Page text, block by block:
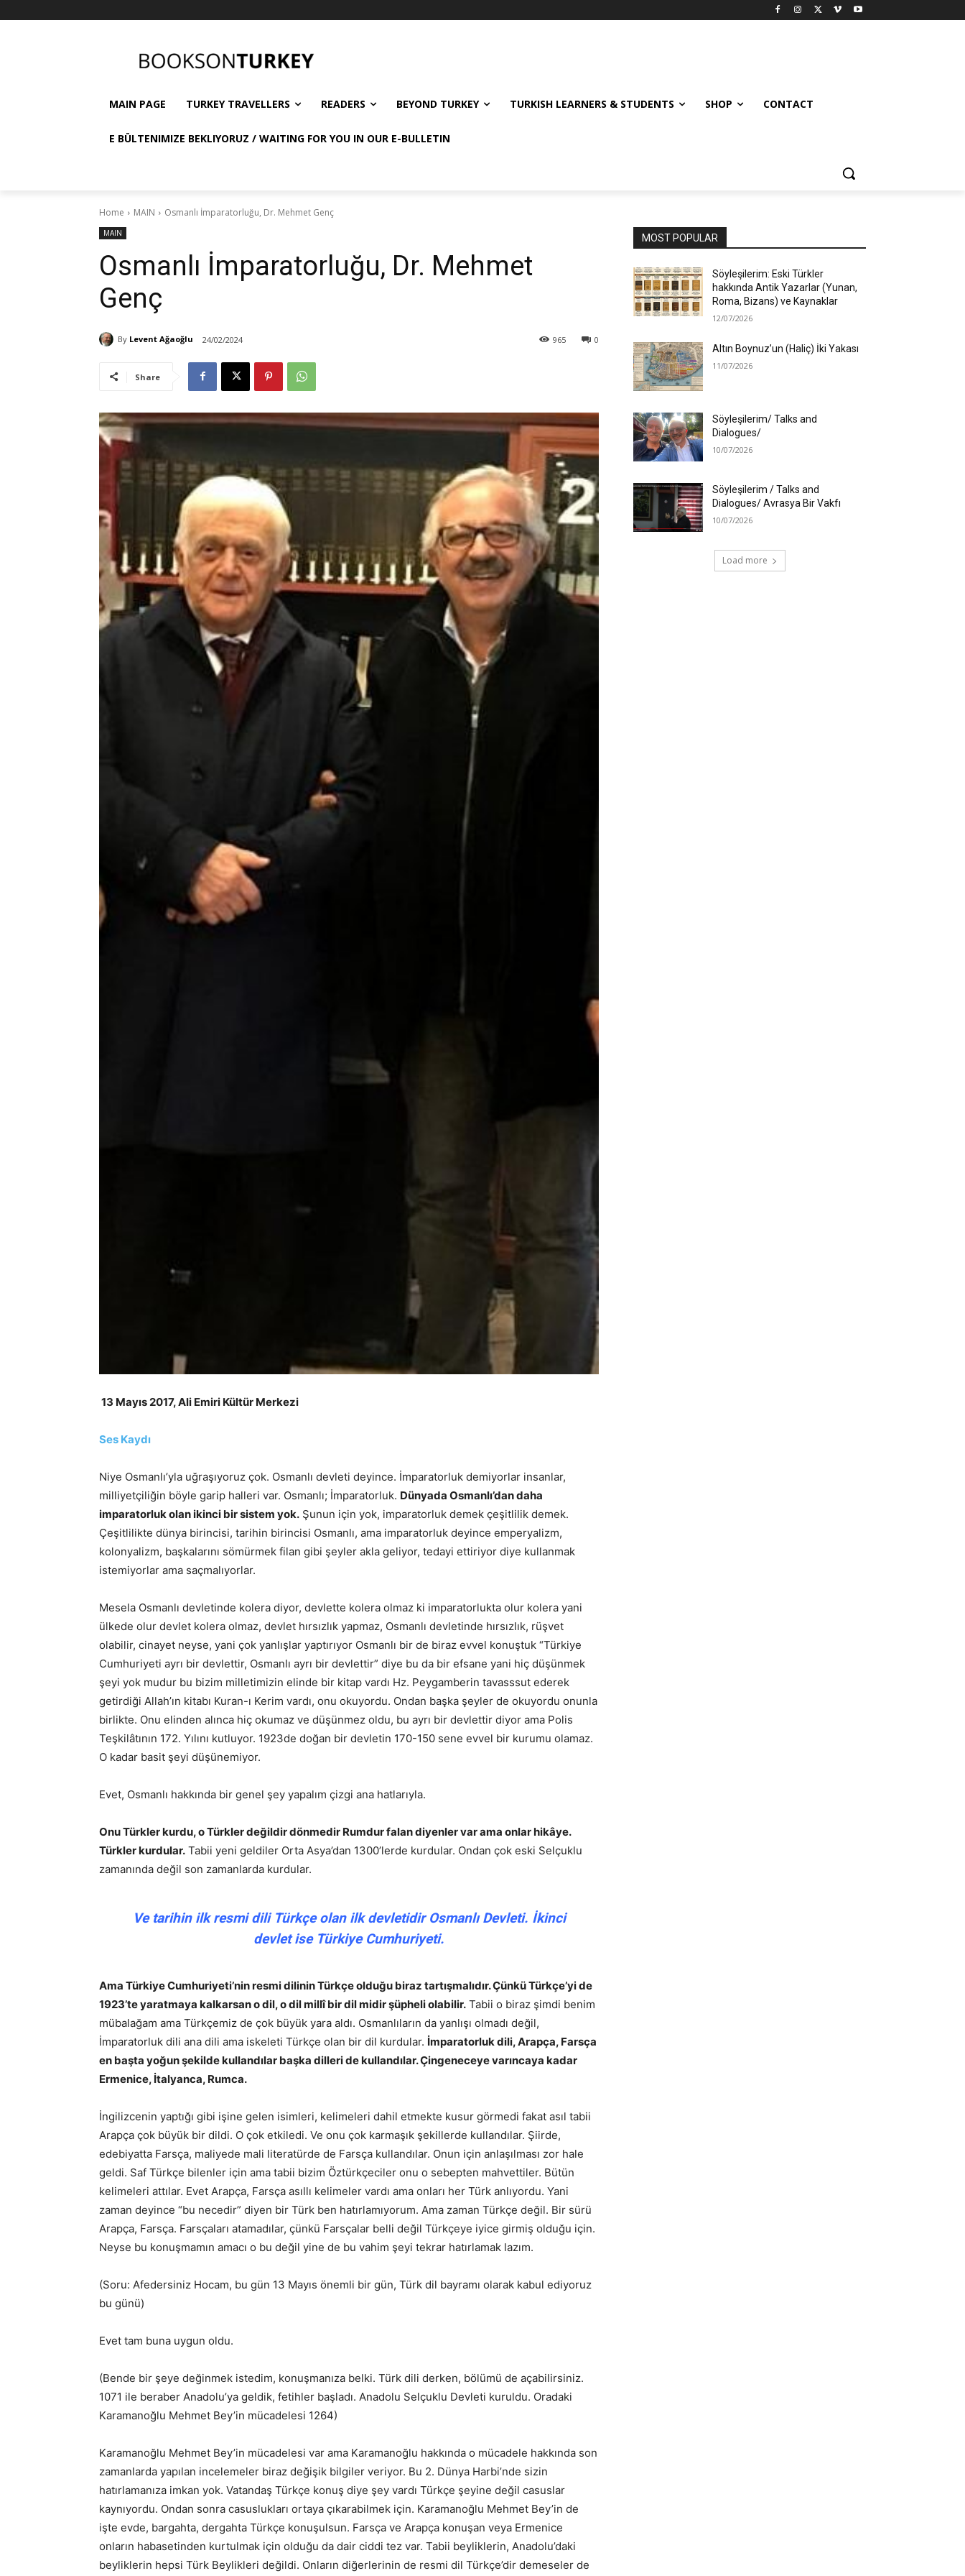
MAIN PAGE TURKEY TRAVELLERS READERS BEYOND TURKEY TURKISH LEARNERS & STUDENTS SHOP CONTACT
E BÜLTENIMIZE BEKLIYORUZ / WAITING FOR YOU IN OUR E-BULLETIN
Home MAIN Osmanlı İmparatorluğu, Dr. Mehmet Genç
MAIN
Osmanlı İmparatorluğu, Dr. Mehmet
Genç
By Levent Ağaoğlu 24/02/2024 0
965
Share
13 Mayıs 2017, Ali Emiri Kültür Merkezi
Ses Kaydı
Niye Osmanlı’yla uğraşıyoruz çok. Osmanlı devleti deyince. İmparatorluk demiyorlar insanlar,
milliyetçiliğin böyle garip halleri var. Osmanlı; İmparatorluk. Dünyada Osmanlı’dan daha
imparatorluk olan ikinci bir sistem yok. Şunun için yok, imparatorluk demek çeşitlilik demek.
Çeşitlilikte dünya birincisi, tarihin birincisi Osmanlı, ama imparatorluk deyince emperyalizm,
kolonyalizm, başkalarını sömürmek filan gibi şeyler akla geliyor, tedayi ettiriyor diye kullanmak
istemiyorlar ama saçmalıyorlar.
Mesela Osmanlı devletinde kolera diyor, devlette kolera olmaz ki imparatorlukta olur kolera yani
ülkede olur devlet kolera olmaz, devlet hırsızlık yapmaz, Osmanlı devletinde hırsızlık, rüşvet
olabilir, cinayet neyse, yani çok yanlışlar yaptırıyor Osmanlı bir de biraz evvel konuştuk “Türkiye
Cumhuriyeti ayrı bir devlettir, Osmanlı ayrı bir devlettir” diye bu da bir efsane yani hiç düşünmek
şeyi yok mudur bu bizim milletimizin elinde bir kitap vardı Hz. Peygamberin tavasssut ederek
getirdiği Allah’ın kitabı Kuran-ı Kerim vardı, onu okuyordu. Ondan başka şeyler de okuyordu onunla
birlikte. Onu elinden alınca hiç okumaz ve düşünmez oldu, bu ayrı bir devlettir diyor ama Polis
Teşkilâtının 172. Yılını kutluyor. 1923de doğan bir devletin 170-150 sene evvel bir kurumu olamaz.
O kadar basit şeyi düşünemiyor.
Evet, Osmanlı hakkında bir genel şey yapalım çizgi ana hatlarıyla.
Onu Türkler kurdu, o Türkler değildir dönmedir Rumdur falan diyenler var ama onlar hikâye.
Türkler kurdular. Tabii yeni geldiler Orta Asya’dan 1300’lerde kurdular. Ondan çok eski Selçuklu
zamanında değil son zamanlarda kurdular.
Ve tarihin ilk resmi dili Türkçe olan ilk devletidir Osmanlı Devleti. İkinci
devlet ise Türkiye Cumhuriyeti.
Ama Türkiye Cumhuriyeti’nin resmi dilinin Türkçe olduğu biraz tartışmalıdır. Çünkü Türkçe’yi de
1923’te yaratmaya kalkarsan o dil, o dil millî bir dil midir şüpheli olabilir. Tabii o biraz şimdi benim
mübalağam ama Türkçemiz de çok büyük yara aldı. Osmanlıların da yanlışı olmadı değil,
İmparatorluk dili ana dili ama iskeleti Türkçe olan bir dil kurdular. İmparatorluk dili, Arapça, Farsça
en başta yoğun şekilde kullandılar başka dilleri de kullandılar. Çingeneceye varıncaya kadar
Ermenice, İtalyanca, Rumca.
İngilizcenin yaptığı gibi işine gelen isimleri, kelimeleri dahil etmekte kusur görmedi fakat asıl tabii
Arapça çok büyük bir dildi. O çok etkiledi. Ve onu çok karmaşık şekillerde kullandılar. Şiirde,
edebiyatta Farsça, maliyede mali literatürde de Farsça kullandılar. Onun için anlaşılması zor hale
geldi. Saf Türkçe bilenler için ama tabii bizim Öztürkçeciler onu o sebepten mahvettiler. Bütün
kelimeleri attılar. Evet Arapça, Farsça asıllı kelimeler vardı ama onları her Türk anlıyordu. Yani
zaman deyince “bu necedir” diyen bir Türk ben hatırlamıyorum. Ama zaman Türkçe değil. Bir sürü
Arapça, Farsça. Farsçaları atamadılar, çünkü Farsçalar belli değil Türkçeye iyice girmiş olduğu için.
Neyse bu konuşmamın amacı o bu değil yine de bu vahim şeyi tekrar hatırlamak lazım.
(Soru: Afedersiniz Hocam, bu gün 13 Mayıs önemli bir gün, Türk dil bayramı olarak kabul ediyoruz
bu günü)
Evet tam buna uygun oldu.
(Bende bir şeye değinmek istedim, konuşmanıza belki. Türk dili derken, bölümü de açabilirsiniz.
1071 ile beraber Anadolu’ya geldik, fetihler başladı. Anadolu Selçuklu Devleti kuruldu. Oradaki
Karamanoğlu Mehmet Bey’in mücadelesi 1264)
Karamanoğlu Mehmet Bey’in mücadelesi var ama Karamanoğlu hakkında o mücadele hakkında son
zamanlarda yapılan incelemeler biraz değişik bilgiler veriyor. Bu 2. Dünya Harbi’nde sizin
hatırlamanıza imkan yok. Vatandaş Türkçe konuş diye şey vardı Türkçe şeyine değil casuslar
kaynıyordu. Ondan sonra casuslukları ortaya çıkarabilmek için. Karamanoğlu Mehmet Bey’in de
işte evde, bargahta, dergahta Türkçe konuşulsun. Farsça ve Arapça konuşan veya Ermenice
onların habasetinden kurtulmak için olduğu da dair ciddi tez var. Tabii beyliklerin, Anadolu’daki
beyliklerin hepsi Türk Beylikleri değildi. Onların diğerlerinin de resmi dil Türkçe’dir demeseler de
MOST POPULAR
Söyleşilerim: Eski Türkler
hakkında Antik Yazarlar (Yunan,
Roma, Bizans) ve Kaynaklar
12/07/2026
Altın Boynuz’un (Haliç) İki Yakası
11/07/2026
Söyleşilerim/ Talks and
Dialogues/
10/07/2026
Söyleşilerim / Talks and
Dialogues/ Avrasya Bir Vakfı
10/07/2026
Load more